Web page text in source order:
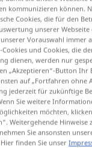
anklicken/
bir yerlerde
biryerlerde
kommunizieren können.
Cookies, die für den
unserer
Vorauswahl immer
und Cookies, die
dienen, werden nur
„Akzeptieren“-Button Ihr
auf „Fortfahren ohne
jederzeit für zukünftige
Sie weitere
möchten,
Weitergehende Hinweise
Sie ansonsten
Hier finden Sie unser